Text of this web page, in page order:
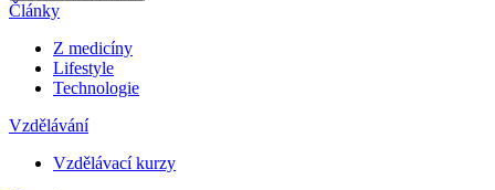
Články
Z medicíny
Lifestyle
Technologie
Vzdělávání
Vzdělávací kurzy